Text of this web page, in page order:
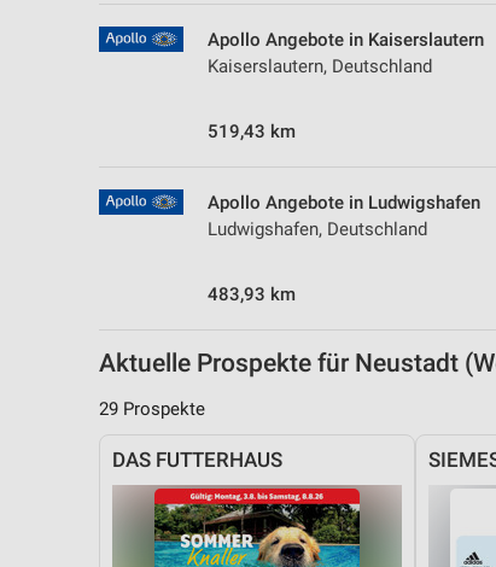
Apollo Angebote in Kaiserslautern
Kaiserslautern, Deutschland
519,43 km
Apollo Angebote in Ludwigshafen
Ludwigshafen, Deutschland
483,93 km
Aktuelle Prospekte für Neustadt
29 Prospekte
DAS FUTTERHAUS
Analyse von Zielgruppen durch Statistiken oder
Entwicklung und Verbesserung der Angebote
Geräte anhand von aktiv angeforderten Informationen
Funktional